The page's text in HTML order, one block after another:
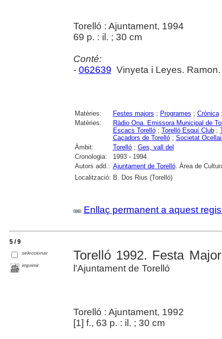
Torelló : Ajuntament, 1994
69 p. : il. ; 30 cm
Conté:
- 062639 Vinyeta i Leyes.
Matèries: Festes majors ; Programes ; Crònica
Matèries:
Ràdio Ona. Emissora Municipal de
Escacs Torelló; Torelló Esquí Club;
Caçadors de Torelló; Societat
Àmbit:
Torelló; Ges, vall del
Cronologia:
1993 - 1994
Autors add.: Ajuntament de Torelló. Àrea de
Localització: B. Dos Rius (Torelló)
Enllaç permanent a aquest
5 / 9
seleccionar
imprimir
Torelló 1992. Festa Major
l'Ajuntament de Torelló
Torelló : Ajuntament, 1992
[1] f., 63 p. : il. ; 30 cm